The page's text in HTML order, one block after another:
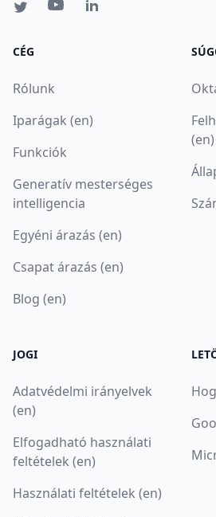
CÉG
Rólunk
Iparágak (en)
Funkciók
Generatív mesterséges
intelligencia
Egyéni árazás (en)
Csapat árazás (en)
Blog (en)
(en)
JOGI
Adatvédelmi irányelvek
(en)
Elfogadható használati
feltételek (en)
Használati feltételek (en)